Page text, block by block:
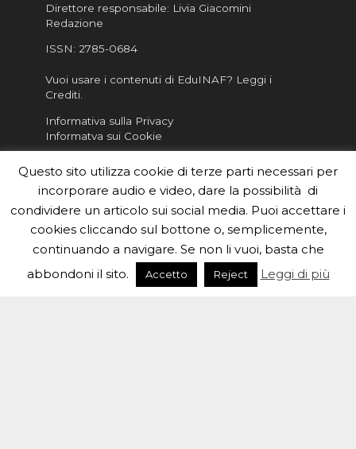
Direttore responsabile: Livia Giacomini
Redazione
ISSN: 2785-0684
Vuoi usare i contenuti di EduINAF? Leggi i
Crediti.
Informativa sulla Privacy
Informatva sui Cookie
Per la rubrica de l'Astronomo risponde, per
inviarci le tue foto o i tuoi contributi, scrivici a
redazione.edu [chiocciola] inaf.it oppurecompila
il form
Sei un insegnante? Scarica la nostra brochure
distribuire nella tua scuola e…
Questo sito utilizza cookie di terze parti necessari per
incorporare audio e video, dare la possibilità di
condividere un articolo sui social media. Puoi accettare i
cookies cliccando sul bottone o, semplicemente,
continuando a navigare. Se non li vuoi, basta che
abbondoni il sito.
Accetto Reject Leggi di più